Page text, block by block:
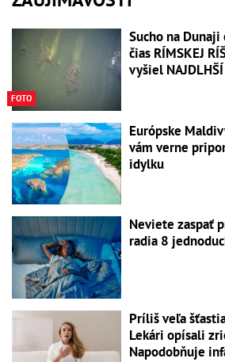
FOTO
Sucho na
čias RÍMSKEJ
vyšiel
Európske
vám verne
idylku
Neviete zaspať
radia 8
Príliš veľa
Lekári opísali
Napodobňuje